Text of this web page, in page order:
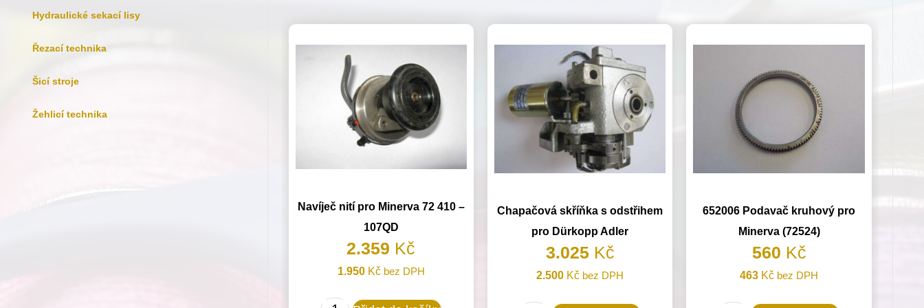
Hydraulické sekací lisy
Řezací technika
Šicí stroje
Žehlicí technika
Navíječ nití pro Minerva 72 410 –
107QD
2.359 Kč
1.950 Kčbez DPH
Chapačová skříňka s odstřihem
pro Dürkopp Adler
3.025 Kč
2.500 Kč bez DPH
652006 Podavač kruhový pro
Minerva (72524)
560 Kč
463 Kč bez DPH